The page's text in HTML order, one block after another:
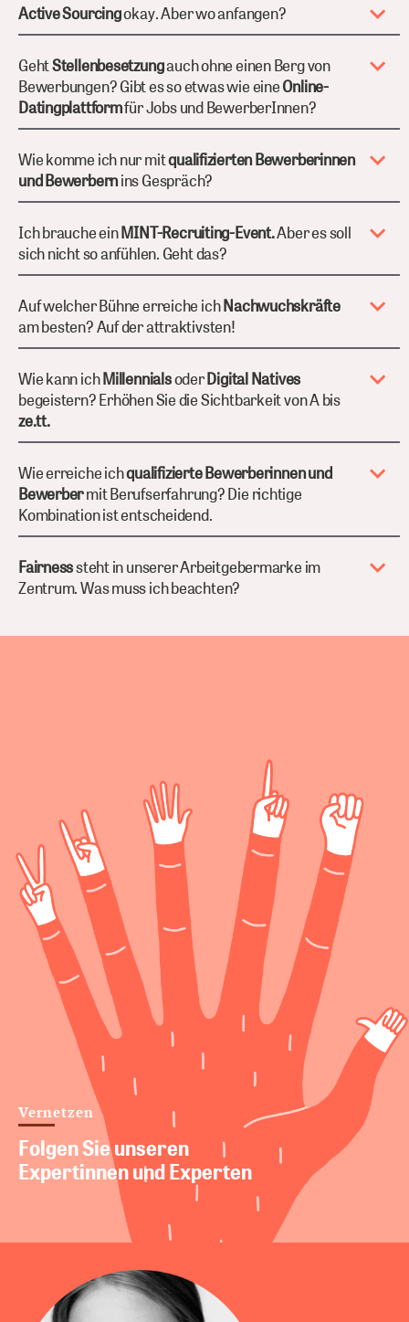
Active Sourcingokay. Aber wo anfangen?
GehtStellenbesetzungauch ohne einen Berg von
Bewerbungen? Gibt es so etwas wie eineOnline-
Datingplattformfür Jobs und BewerberInnen?
Wie komme ich nur mitqualifizierten Bewerberinnen
und Bewerbernins Gespräch?
Ich brauche einMINT-Recruiting-Event.Aber es soll
sich nicht so anfühlen. Geht das?
Auf welcher Bühne erreiche ichNachwuchskräfte
am besten? Auf der attraktivsten!
Wie kann ichMillennialsoderDigital Natives
begeistern? Erhöhen Sie die Sichtbarkeit von A bis
ze.tt.
Wie erreiche ichqualifizierte Bewerberinnen und
Bewerbermit Berufserfahrung? Die richtige
Kombination ist entscheidend.
Fairnesssteht in unserer Arbeitgebermarke im
Zentrum. Was muss ich beachten?
Vernetzen
Folgen Sie unseren
Expertinnen und Experten